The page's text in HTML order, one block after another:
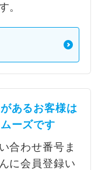
。
あるお客様は
ーズです
合わせ番号ま
に会員登録い